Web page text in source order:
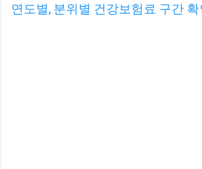
연도별, 분위별 건강보험료 구간 확